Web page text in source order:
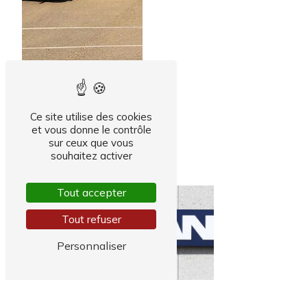
Stockage de
marchandises
Ce site utilise des cookies
et vous donne le contrôle
sur ceux que vous
souhaitez activer
Tout accepter
Tout refuser
Personnaliser